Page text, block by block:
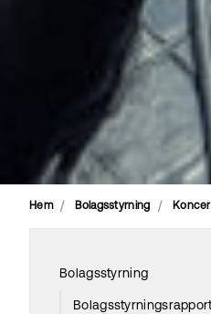
Hem Bolagsstyrning
Bolagsstyrning